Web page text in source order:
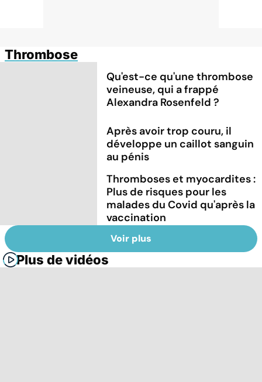
Thrombose
Qu'est-ce qu'une thrombose
veineuse, qui a frappé
Alexandra Rosenfeld ?
Après avoir trop couru, il
développe un caillot sanguin
au pénis
Thromboses et myocardites :
Plus de risques pour les
malades du Covid qu'après la
vaccination
Voir plus
Plus de vidéos